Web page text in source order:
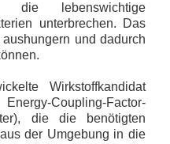
die lebenswichtige
unterbrechen. Das
und dadurch
Wirkstoffkandidat
Coupling-Factor-
die die benötigten
der Umgebung in die